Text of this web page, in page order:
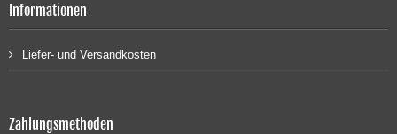
Informationen
Liefer- und Versandkosten
Zahlungsmethoden